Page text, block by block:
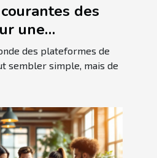
des
une
vidéos en
des plateformes de
sembler simple, mais de